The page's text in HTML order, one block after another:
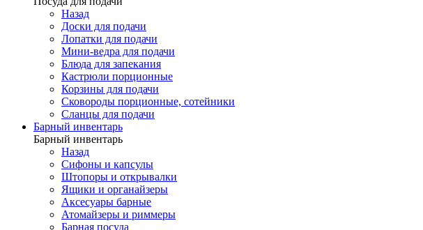
Назад
Доски для подачи
Лопатки для подачи
Мини-ведра для подачи
Блюда для запекания
Кастрюли порционные
Корзины для подачи
Сковороды порционные, сотейники
Сланцы для подачи
Барный инвентарь
Барный инвентарь
Назад
Сифоны и капсулы
Штопоры и открывалки
Ящики и органайзеры
Аксесуары барные
Атомайзеры и риммеры
Барная посуда